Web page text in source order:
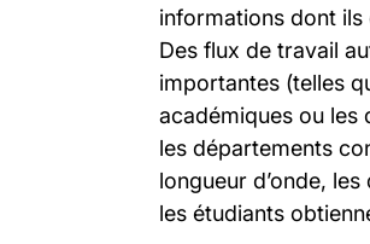
informations dont ils
Des flux de travail
importantes (telles
académiques ou les
les départements
longueur d’onde,
les étudiants